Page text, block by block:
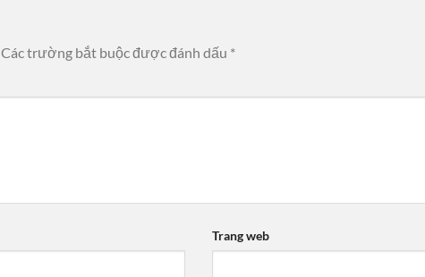
Các trường bắt buộc được đánh dấu *
Trang web